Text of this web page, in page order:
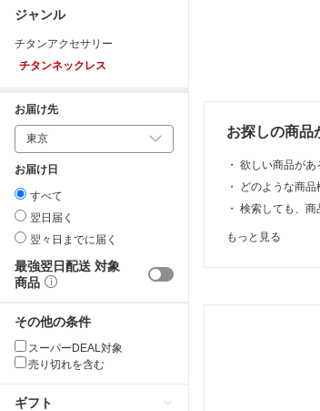
ジャンル
チタンアクセサリー
チタンネックレス
お届け先
お届け日
すべて
翌日届く
翌々日までに届く
最強翌日配送 対象
商品
その他の条件
スーパーDEAL対象
売り切れを含む
ギフト
お探しの商品
・ 欲しい商品があ
・
どのような商
・ 検索しても、商
もっと見る